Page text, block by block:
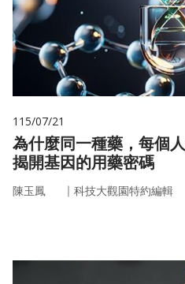
115/07/21
為什麼同一種藥，每個
揭開基因的用藥密碼
陳玉鳳 ｜ 科技大觀園特約編輯